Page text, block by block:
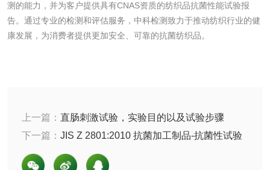
测的能力，并为客户提供具有CNAS资质的纺织品抗菌性能试验报
告。通过专业的检测和评估服务，中科检测致力于推动纺织行业的健
康发展，为消费者提供更加安全、可靠的抗菌纺织品。
上一篇： 直肠刺激试验，实验目的以及试验步骤
下一篇： JIS Z 2801:2010 抗菌加工制品-抗菌性试验
方法和评价标准包括哪些内容
水处理药剂检测 聚丙烯酰胺检测
碳酸钙检测
活性炭